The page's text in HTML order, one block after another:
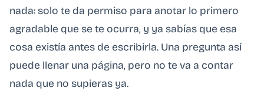
nada: solo te da permiso para anotar lo primero
agradable que se te ocurra, y ya sabías que esa
cosa existía antes de escribirla. Una pregunta así
puede llenar una página, pero no te va a contar
nada que no supieras ya.